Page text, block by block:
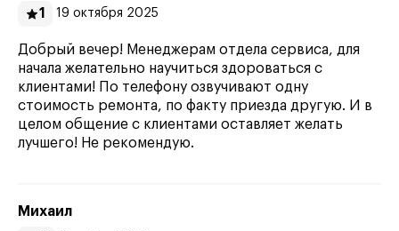
1 19 октября 2025
Добрый вечер! Менеджерам отдела сервиса, для
начала желательно научиться здороваться с
клиентами! По телефону озвучивают одну
стоимость ремонта, по факту приезда другую. И в
целом общение с клиентами оставляет желать
лучшего! Не рекомендую.
Михаил